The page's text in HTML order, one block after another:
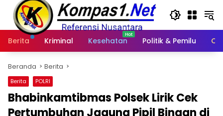
Langsung
konten
Berita
Kriminal Kesehatan Politik & Pemilu
Beranda Berita
Berita POLRI
Bhabinkamtibmas Polsek Lirik Cek
Pertumbuhan Jagung Pipil Binaan di